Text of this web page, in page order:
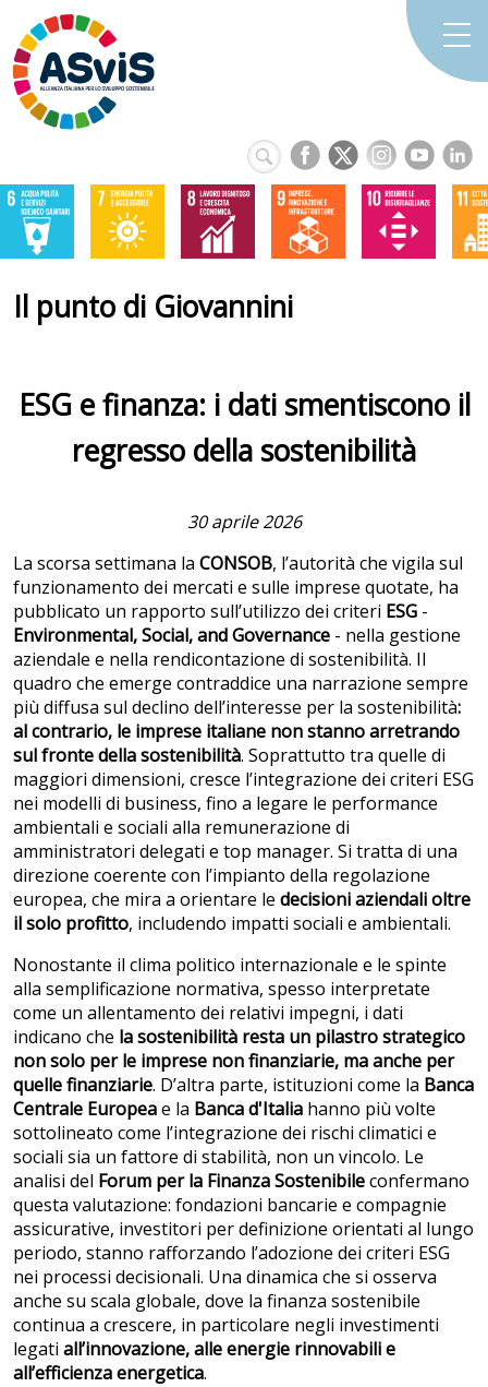
Il punto di Giovannini
ESG e finanza: i dati smentiscono il
regresso della sostenibilità
30 aprile 2026
La scorsa settimana la CONSOB, l’autorità che vigila sul
funzionamento dei mercati e sulle imprese quotate, ha
pubblicato un rapporto sull’utilizzo dei criteri ESG -
Environmental, Social, and Governance - nella gestione
aziendale e nella rendicontazione di sostenibilità. Il
quadro che emerge contraddice una narrazione sempre
più diffusa sul declino dell’interesse per la sostenibilità:
al contrario, le imprese italiane non stanno arretrando
sul fronte della sostenibilità. Soprattutto tra quelle di
maggiori dimensioni, cresce l’integrazione dei criteri ESG
nei modelli di business, fino a legare le performance
ambientali e sociali alla remunerazione di
amministratori delegati e top manager. Si tratta di una
direzione coerente con l’impianto della regolazione
europea, che mira a orientare le decisioni aziendali oltre
il solo profitto, includendo impatti sociali e ambientali.
Nonostante il clima politico internazionale e le spinte
alla semplificazione normativa, spesso interpretate
come un allentamento dei relativi impegni, i dati
indicano che la sostenibilità resta un pilastro strategico
non solo per le imprese non finanziarie, ma anche per
quelle finanziarie. D’altra parte, istituzioni come la Banca
Centrale Europeae la Banca d'Italia hanno più volte
sottolineato come l’integrazione dei rischi climatici e
sociali sia un fattore di stabilità, non un vincolo. Le
analisi del Forum per la Finanza Sostenibileconfermano
questa valutazione: fondazioni bancarie e compagnie
assicurative, investitori per definizione orientati al lungo
periodo, stanno rafforzando l’adozione dei criteri ESG
nei processi decisionali. Una dinamica che si osserva
anche su scala globale, dove la finanza sostenibile
continua a crescere, in particolare negli investimenti
legati all’innovazione, alle energie rinnovabili e
all’efficienza energetica.